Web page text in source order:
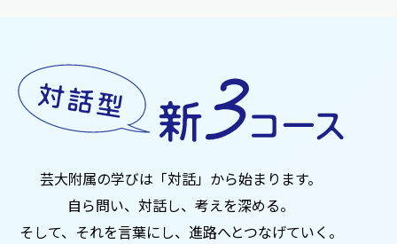
芸大附属の学びは「対話」から始まります。
自ら問い、対話し、考えを深める。
そして、それを言葉にし、 進路へとつなげていく。